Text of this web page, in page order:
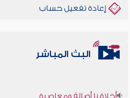
إعادة تفعيل حساب
البث المباشر
أخلاقنا أصالة ومعاصرة